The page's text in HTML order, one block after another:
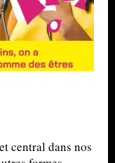
central dans nos